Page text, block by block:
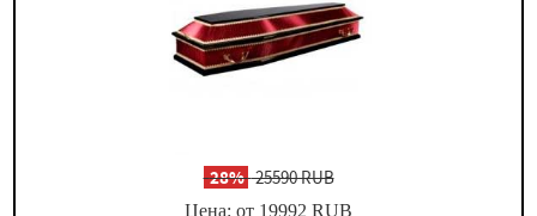
-28%25590 RUB
Цена: от 19992 RUB